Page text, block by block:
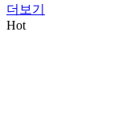
더보기
Hot